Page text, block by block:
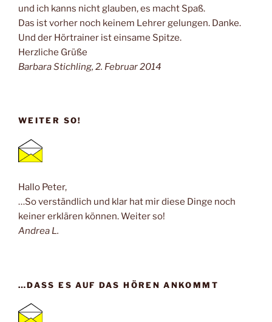
und ich kanns nicht glauben, es macht Spaß.
Das ist vorher noch keinem Lehrer gelungen. Danke.
Und der Hörtrainer ist einsame Spitze.
Herzliche Grüße
Barbara Stichling, 2. Februar 2014
WEITER SO!
Hallo Peter,
…So verständlich und klar hat mir diese Dinge noch
keiner erklären können. Weiter so!
Andrea L.
…DASS ES AUF DAS HÖREN ANKOMMT